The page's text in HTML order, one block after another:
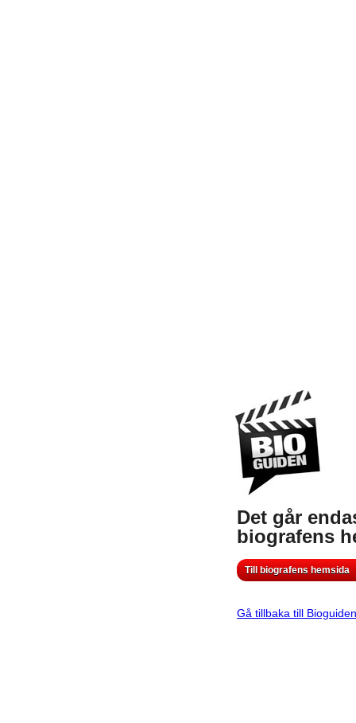
Det går
biografens
Till biografens hemsida
Gå tillbaka till Bioguiden